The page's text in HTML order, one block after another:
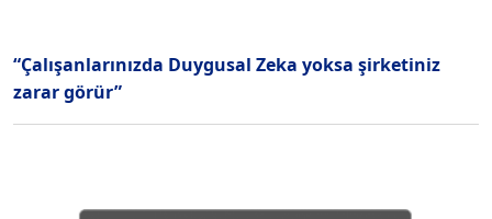
“Çalışanlarınızda Duygusal Zeka yoksa şirketiniz
zarar görür”